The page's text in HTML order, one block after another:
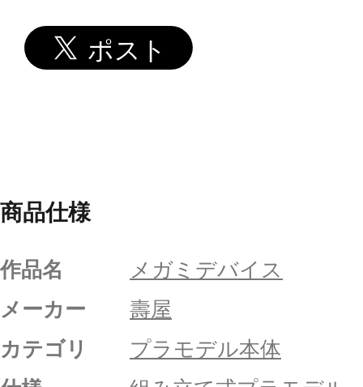
商品仕様
作品名
メガミデバイス
メーカー
壽屋
カテゴリ
プラモデル本体